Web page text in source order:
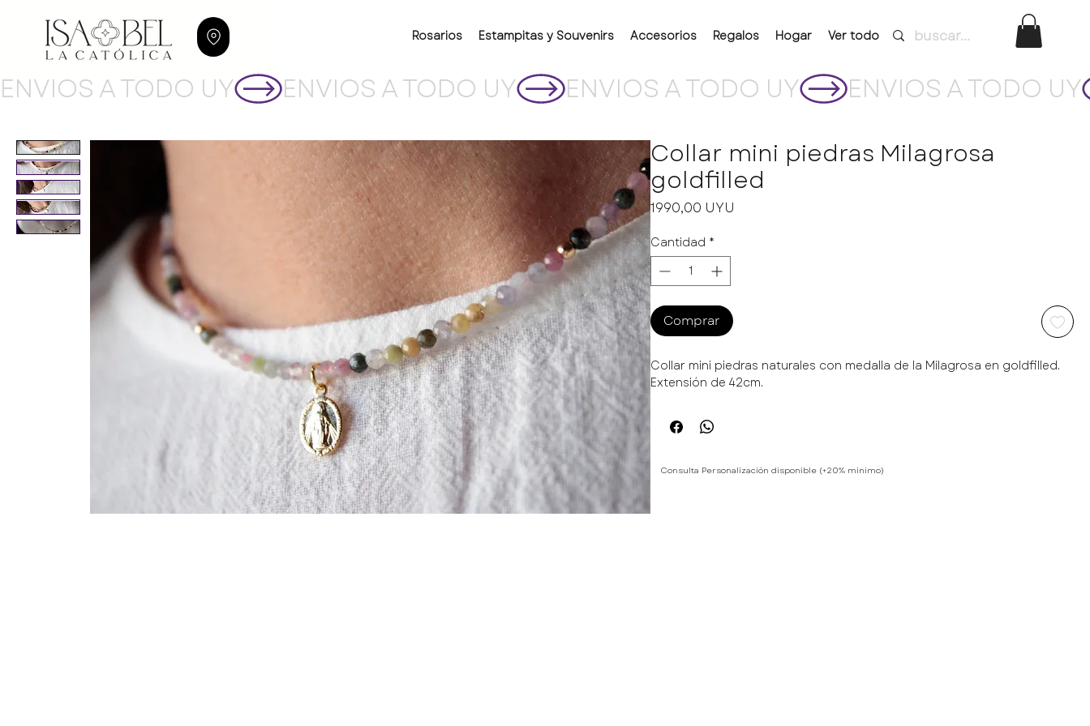
Rosarios Estampitas y Souvenirs Accesorios Regalos Hogar Ver todo
ENVIOS A TODO UY
Collar mini piedras Milagrosa
goldfilled
1990,00 UYU
Cantidad *
Comprar
Collar mini piedras naturales con medalla de la Milagrosa en goldfilled.
Extensión de 42cm.
Consulta Personalización disponible (+20% mínimo)